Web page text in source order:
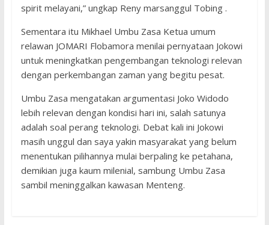
spirit melayani,” ungkap Reny marsanggul Tobing .
Sementara itu Mikhael Umbu Zasa Ketua umum
relawan JOMARI Flobamora menilai pernyataan Jokowi
untuk meningkatkan pengembangan teknologi relevan
dengan perkembangan zaman yang begitu pesat.
Umbu Zasa mengatakan argumentasi Joko Widodo
lebih relevan dengan kondisi hari ini, salah satunya
adalah soal perang teknologi. Debat kali ini Jokowi
masih unggul dan saya yakin masyarakat yang belum
menentukan pilihannya mulai berpaling ke petahana,
demikian juga kaum milenial, sambung Umbu Zasa
sambil meninggalkan kawasan Menteng.